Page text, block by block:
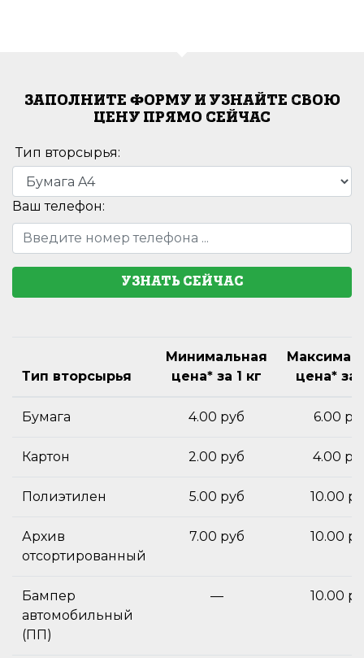
ЗАПОЛНИТЕ ФОРМУ И УЗНАЙТЕ СВОЮ
ЦЕНУ ПРЯМО СЕЙЧАС
Тип вторсырья:
Ваш телефон:
УЗНАТЬ СЕЙЧАС
Тип вторсырья
Минимальная
цена* за 1 кг
цена* за
Бумага 4.00 руб 6.00
Картон 2.00 руб 4.00
Полиэтилен 5.00 руб 10.00
Архив
отсортированный
7.00 руб 10.00
Бампер
автомобильный
(ПП)
— 10.00